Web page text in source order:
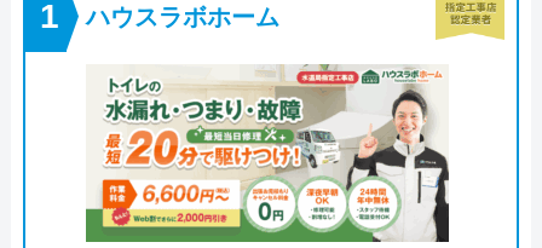
ハウスラボホーム